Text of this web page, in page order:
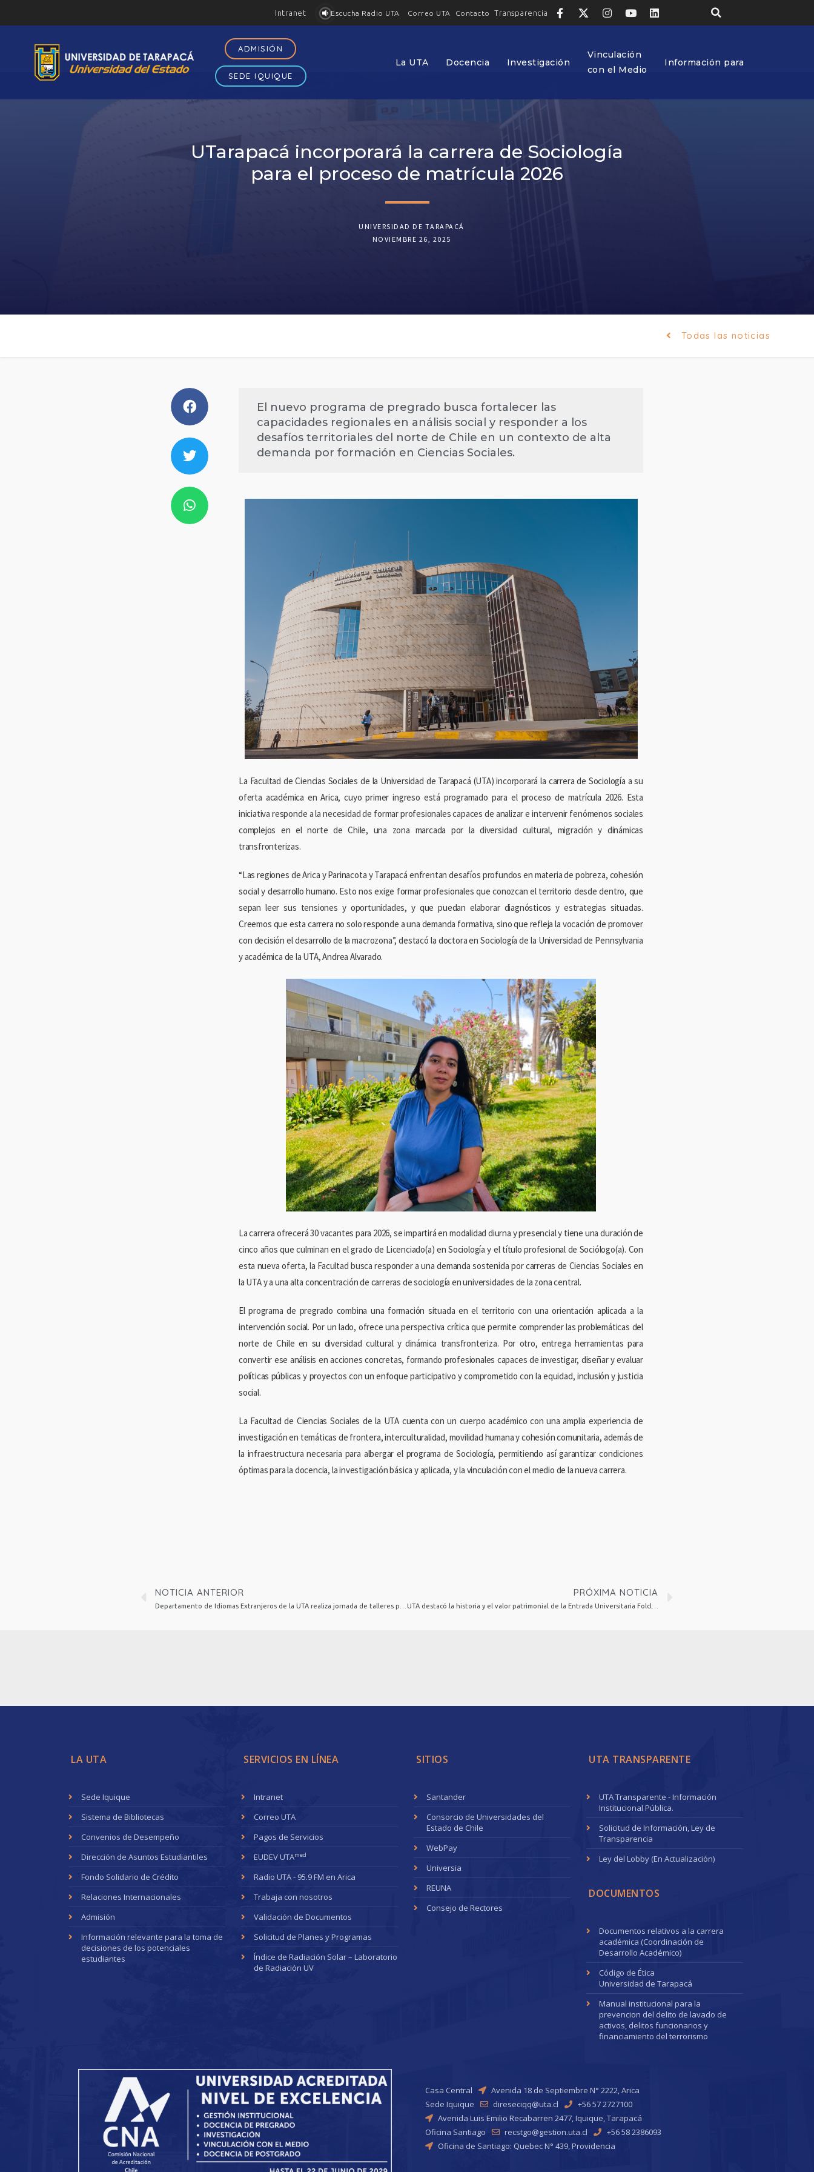
Intranet Escucha Radio UTA Correo UTA Contacto Transparencia
ADMISIÓN
SEDE IQUIQUE
La UTA Docencia Investigación
Vinculación
con el Medio
Información para
UTarapacá incorporará la carrera de Sociología
para el proceso de matrícula 2026
UNIVERSIDAD DE TARAPACÁ
NOVIEMBRE 26, 2025
Todas las noticias
El nuevo programa de pregrado busca fortalecer las
capacidades regionales en análisis social y responder a los
desafíos territoriales del norte de Chile en un contexto de alta
demanda por formación en Ciencias Sociales.
La Facultad de Ciencias Sociales de la Universidad de Tarapacá (UTA) incorporará la carrera de Sociología a su
oferta académica en Arica, cuyo primer ingreso está programado para el proceso de matrícula 2026. Esta
iniciativa responde a la necesidad de formar profesionales capaces de analizar e intervenir fenómenos sociales
complejos en el norte de Chile, una zona marcada por la diversidad cultural, migración y dinámicas
transfronterizas.
“Las regiones de Arica y Parinacota y Tarapacá enfrentan desafíos profundos en materia de pobreza, cohesión
social y desarrollo humano. Esto nos exige formar profesionales que conozcan el territorio desde dentro, que
sepan leer sus tensiones y oportunidades, y que puedan elaborar diagnósticos y estrategias situadas.
Creemos que esta carrera no solo responde a una demanda formativa, sino que refleja la vocación de promover
con decisión el desarrollo de la macrozona”, destacó la doctora en Sociología de la Universidad de Pennsylvania
y académica de la UTA, Andrea Alvarado.
La carrera ofrecerá 30 vacantes para 2026, se impartirá en modalidad diurna y presencial y tiene una duración de
cinco años que culminan en el grado de Licenciado(a) en Sociología y el título profesional de Sociólogo(a). Con
esta nueva oferta, la Facultad busca responder a una demanda sostenida por carreras de Ciencias Sociales en
la UTA y a una alta concentración de carreras de sociología en universidades de la zona central.
El programa de pregrado combina una formación situada en el territorio con una orientación aplicada a la
intervención social. Por un lado, ofrece una perspectiva crítica que permite comprender las problemáticas del
norte de Chile en su diversidad cultural y dinámica transfronteriza. Por otro, entrega herramientas para
convertir ese análisis en acciones concretas, formando profesionales capaces de investigar, diseñar y evaluar
políticas públicas y proyectos con un enfoque participativo y comprometido con la equidad, inclusión y justicia
social.
La Facultad de Ciencias Sociales de la UTA cuenta con un cuerpo académico con una amplia experiencia de
investigación en temáticas de frontera, interculturalidad, movilidad humana y cohesión comunitaria, además de
la infraestructura necesaria para albergar el programa de Sociología, permitiendo así garantizar condiciones
óptimas para la docencia, la investigación básica y aplicada, y la vinculación con el medio de la nueva carrera.
NOTICIA ANTERIOR PRÓXIMA NOTICIA
LA UTA
Sede Iquique
Sistema de Bibliotecas
Convenios de Desempeño
Dirección de Asuntos Estudiantiles
Fondo Solidario de Crédito
Relaciones Internacionales
Admisión
Información relevante para la toma de
decisiones de los potenciales
estudiantes
SERVICIOS EN LÍNEA
Intranet
Correo UTA
Pagos de Servicios
EUDEV UTAmed
Radio UTA - 95.9 FM en Arica
Trabaja con nosotros
Validación de Documentos
Solicitud de Planes y Programas
Índice de Radiación Solar – Laboratorio
de Radiación UV
SITIOS
Santander
Consorcio de Universidades del
Estado de Chile
WebPay
Universia
REUNA
Consejo de Rectores
UTA TRANSPARENTE
UTA Transparente - Información
Institucional Pública.
Solicitud de Información, Ley de
Transparencia
Ley del Lobby (En Actualización)
DOCUMENTOS
Documentos relativos a la carrera
académica (Coordinación de
Desarrollo Académico)
Código de Ética
Universidad de Tarapacá
Manual institucional para la
prevencion del delito de lavado de
activos, delitos funcionarios y
financiamiento del terrorismo
Casa Central
Avenida 18 de Septiembre N° 2222, Arica
Sede Iquique
direseciqq@uta.cl
+56 57 2727100
Avenida Luis Emilio Recabarren 2477, Iquique, Tarapacá
Oficina Santiago
recstgo@gestion.uta.cl
+56 58 2386093
Oficina de Santiago: Quebec N° 439, Providencia